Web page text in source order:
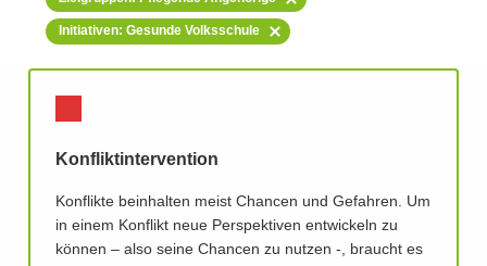
Initiativen: Gesunde Volksschule
Konfliktintervention
Konflikte beinhalten meist Chancen und Gefahren. Um
in einem Konflikt neue Perspektiven entwickeln zu
können – also seine Chancen zu nutzen -, braucht es